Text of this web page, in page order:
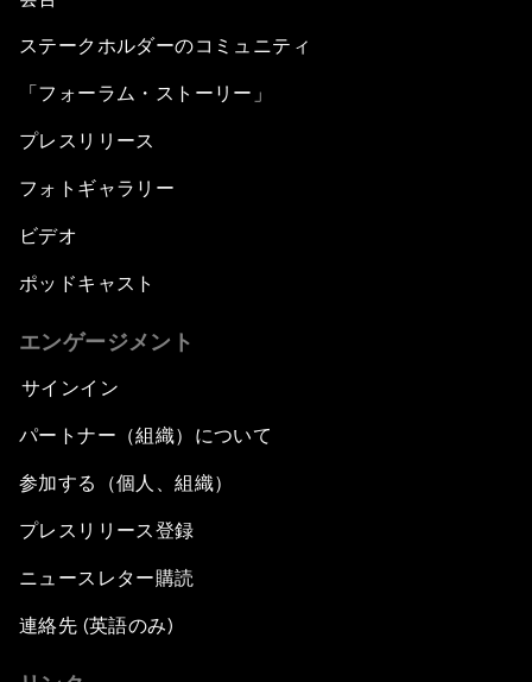
ステークホルダーのコミュニティ
「フォーラム・ストーリー」
プレスリリース
フォトギャラリー
ビデオ
ポッドキャスト
エンゲージメント
サインイン
パートナー（組織）について
参加する（個人、組織）
プレスリリース登録
ニュースレター購読
連絡先 (英語のみ)